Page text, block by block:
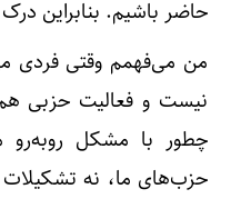
حاضر باشیم. بنابراین
من می‌فهمم وقتی فردی
نیست و فعالیت حزبی
چطور با مشکل
حزب‌های ما، نه تشکیلات